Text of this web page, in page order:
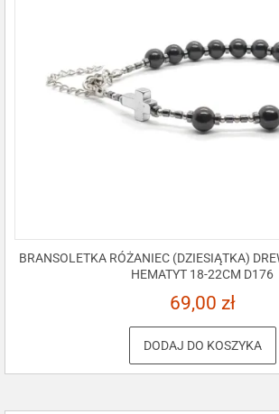
BRANSOLETKA RÓŻANIEC (DZIESIĄTKA)
HEMATYT 18-22CM D176
69,00 zł
DODAJ DO KOSZYKA